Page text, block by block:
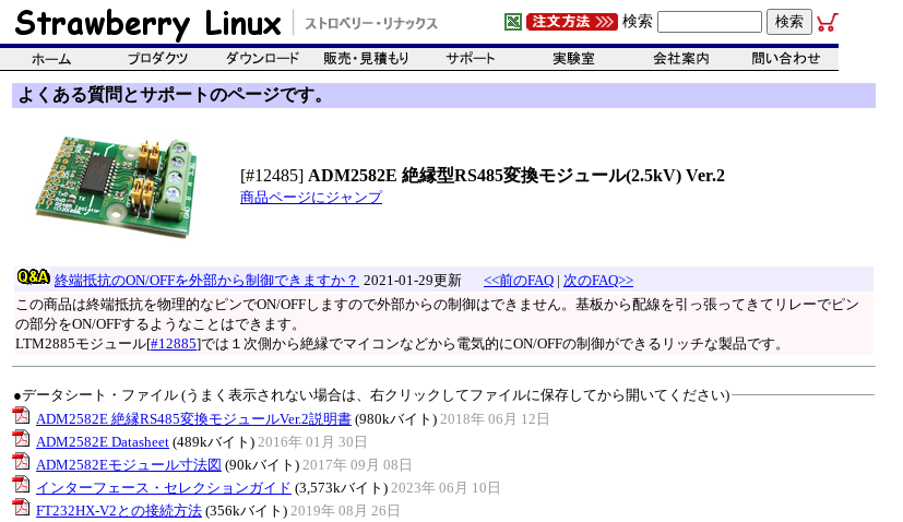
検索
よくある質問とサポートのページです。
[#12485] ADM2582E 絶縁型RS485変換モジュール(2.5kV) Ver.2
商品ページにジャンプ
終端抵抗のON/OFFを外部から制御できますか？ 2021-01-29更新 <<前のFAQ | 次のFAQ>>
この商品は終端抵抗を物理的なピンでON/OFFしますので外部からの制御はできません。基板から配線を引っ張ってきてリレーでピン
の部分をON/OFFするようなことはできます。
LTM2885モジュール[#12885]では１次側から絶縁でマイコンなどから電気的にON/OFFの制御ができるリッチな製品です。
●データシート・ファイル (うまく表示されない場合は、右クリックしてファイルに保存してから開いてください)
ADM2582E 絶縁RS485変換モジュールVer.2説明書 (980kバイト) 2018年 06月 12日
ADM2582E Datasheet (489kバイト) 2016年 01月 30日
ADM2582Eモジュール寸法図 (90kバイト) 2017年 09月 08日
インターフェース・セレクションガイド (3,573kバイト) 2023年 06月 10日
FT232HX-V2との接続方法 (356kバイト) 2019年 08月 26日